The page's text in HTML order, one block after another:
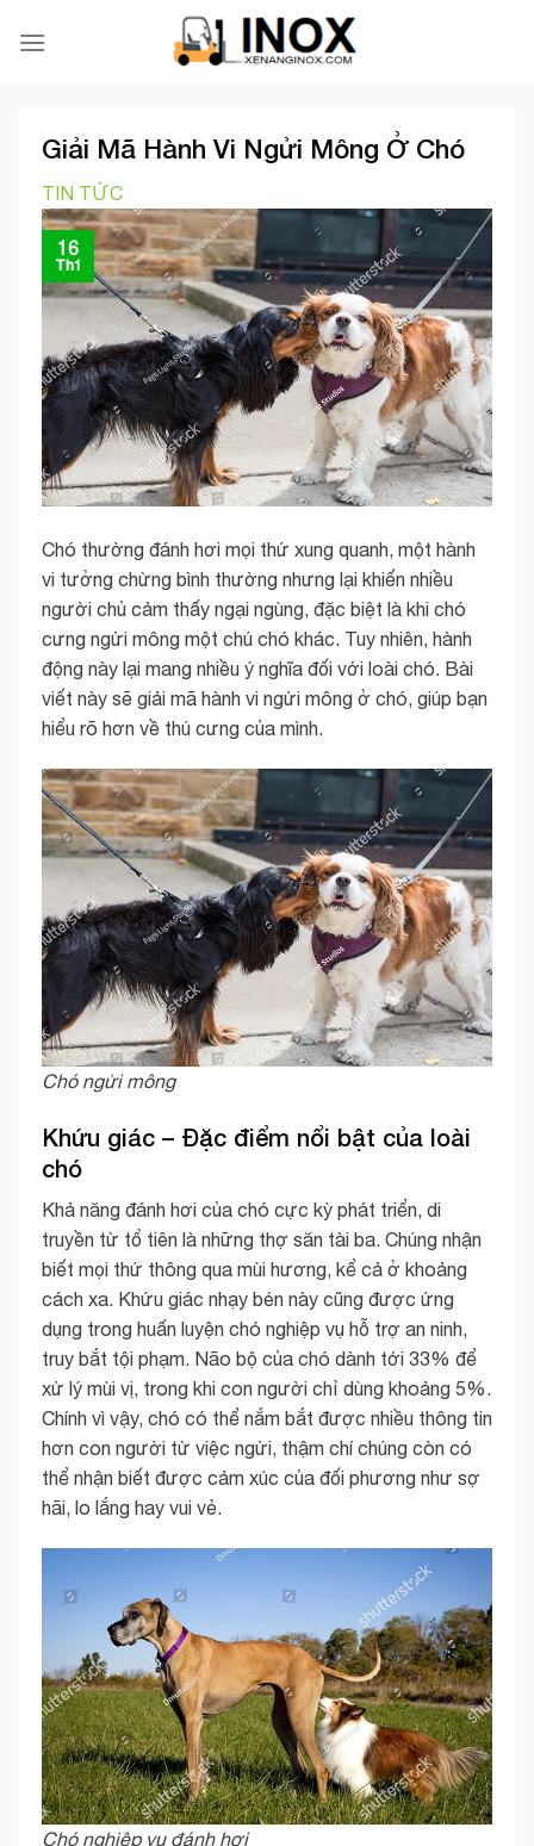
Giải Mã Hành Vi Ngửi Mông Ở Chó
TIN TỨC
16
Th1
Chó thường đánh hơi mọi thứ xung quanh, một hành
vi tưởng chừng bình thường nhưng lại khiến nhiều
người chủ cảm thấy ngại ngùng, đặc biệt là khi chó
cưng ngửi mông một chú chó khác. Tuy nhiên, hành
động này lại mang nhiều ý nghĩa đối với loài chó. Bài
viết này sẽ giải mã hành vi ngửi mông ở chó, giúp bạn
hiểu rõ hơn về thú cưng của mình.
Chó ngửi mông
Khứu giác – Đặc điểm nổi bật của loài
chó
Khả năng đánh hơi của chó cực kỳ phát triển, di
truyền từ tổ tiên là những thợ săn tài ba. Chúng nhận
biết mọi thứ thông qua mùi hương, kể cả ở khoảng
cách xa. Khứu giác nhạy bén này cũng được ứng
dụng trong huấn luyện chó nghiệp vụ hỗ trợ an ninh,
truy bắt tội phạm. Não bộ của chó dành tới 33% để
xử lý mùi vị, trong khi con người chỉ dùng khoảng 5%.
Chính vì vậy, chó có thể nắm bắt được nhiều thông tin
hơn con người từ việc ngửi, thậm chí chúng còn có
thể nhận biết được cảm xúc của đối phương như sợ
hãi, lo lắng hay vui vẻ.
Chó nghiệp vụ đánh hơi